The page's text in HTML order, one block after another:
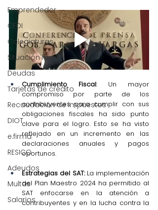
Emprendedor
CFDI
Colegiaturas
Situación fiscal
Deudas
Tarjetas de crédito
Recaudación de impuestos
DIOT
e.firma
RESICO
Adeudos
Multas
Salarios
Cumplimiento Fiscal: Un mayor
compromiso por parte de los
contribuyentes para cumplir con sus
obligaciones fiscales ha sido punto
clave para el logro. Esto se ha visto
reflejado en un incremento en las
declaraciones anuales y pagos
oportunos.
Estrategias del SAT: La implementación
del Plan Maestro 2024 ha permitido al
SAT enfocarse en la atención a
contribuyentes y en la lucha contra la